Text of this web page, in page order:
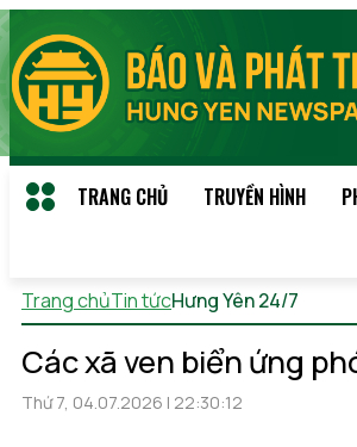
TRANG CHỦ TRUYỀN HÌNH
Trang chủTin tứcHưng Yên 24/7
Các xã ven biển ứng
Thứ 7, 04.07.2026 | 22:30:12